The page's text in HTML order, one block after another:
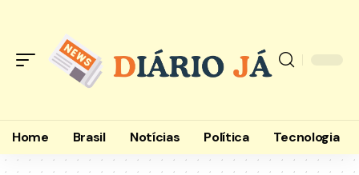
Home Brasil Notícias Política Tecnologia